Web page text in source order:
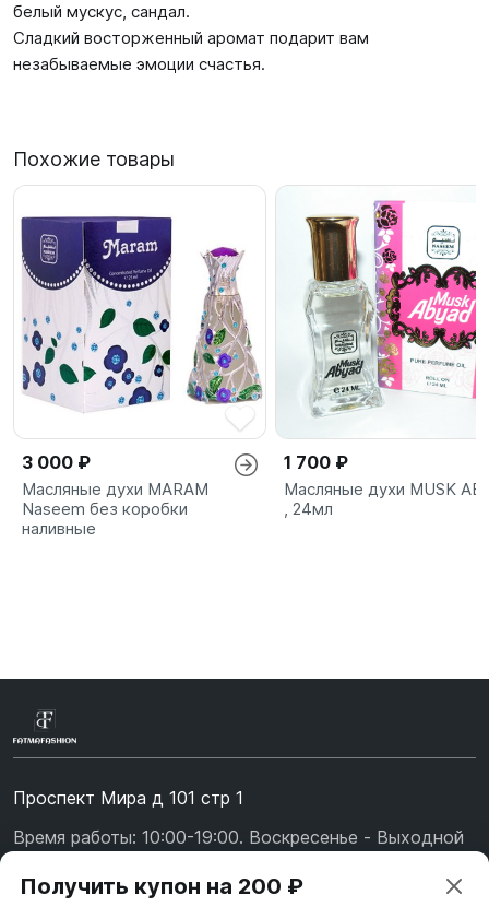
белый мускус, сандал.
Сладкий восторженный аромат подарит вам
незабываемые эмоции счастья.
Похожие товары
3 000 ₽
Масляные духи MARAM
Naseem без коробки
наливные
1 700 ₽
Масляные духи MUSK
, 24мл
Проспект Мира д 101 стр 1
Время работы: 10:00-19:00. Воскресенье - Выходной
+7 (926) 478-75-47
Получить купон на 200 ₽